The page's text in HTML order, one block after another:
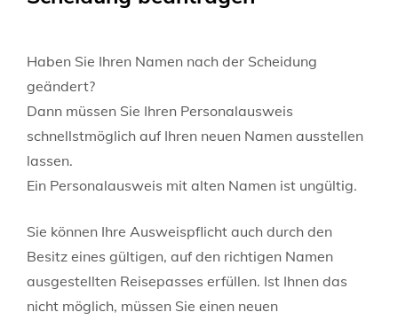
Haben Sie Ihren Namen nach der Scheidung
geändert?
Dann müssen Sie Ihren Personalausweis
schnellstmöglich auf Ihren neuen Namen ausstellen
lassen.
Ein Personalausweis mit alten Namen ist ungültig.
Sie können Ihre Ausweispflicht auch durch den
Besitz eines gültigen, auf den richtigen Namen
ausgestellten Reisepasses erfüllen. Ist Ihnen das
nicht möglich, müssen Sie einen neuen